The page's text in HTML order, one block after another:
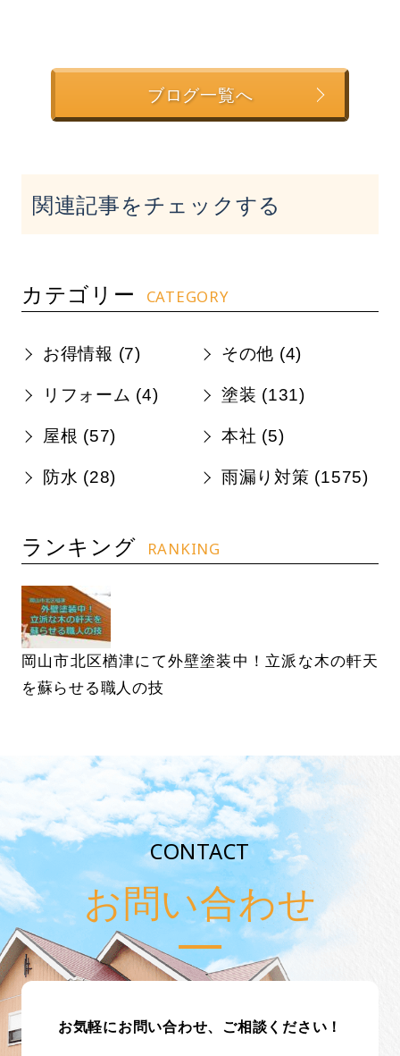
ブログ一覧へ
関連記事をチェックする
カテゴリー CATEGORY
お得情報 (7) その他 (4)
リフォーム (4) 塗装 (131)
屋根 (57) 本社 (5)
防水 (28) 雨漏り対策 (1575)
ランキング RANKING
岡山市北区楢津にて外壁塗装中！立派な木の軒天
を蘇らせる職人の技
CONTACT
お問い合わせ
お気軽にお問い合わせ、ご相談ください！